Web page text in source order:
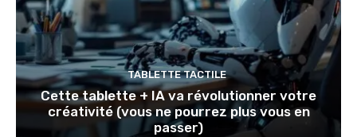
TABLETTE TACTILE
Cette tablette + IA va révolutionner votre
créativité (vous ne pourrez plus vous en
passer)